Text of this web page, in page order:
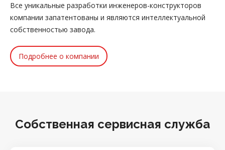
Все уникальные разработки инженеров-конструкторов
компании запатентованы и являются интеллектуальной
собственностью завода.
Подробнее о компании
Собственная сервисная служба